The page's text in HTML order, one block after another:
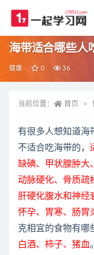
海带适合哪些人
健康 0 36
当前位置： 首页
有很多人想知道海
不适合吃海带的，
缺碘、甲状腺肿大
动脉硬化、骨质疏
肝硬化腹水和神经
怀孕、胃寒、肠胃
克相宜的食物有哪
白酒、柿子、猪血